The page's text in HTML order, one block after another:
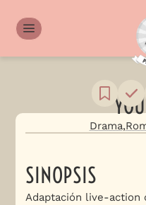
Drama
SINOPSIS
Adaptación live-action